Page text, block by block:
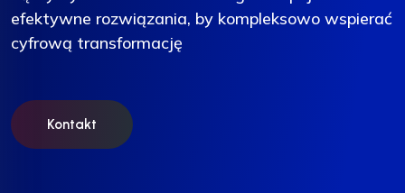
efektywne rozwiązania, by kompleksowo wspierać
cyfrową transformację
Kontakt
efektywne rozwiązania, by kompleksowo wspierać
cyfrową transformację
Kontakt
efektywne rozwiązania, by kompleksowo wspierać
cyfrową transformację
Kontakt